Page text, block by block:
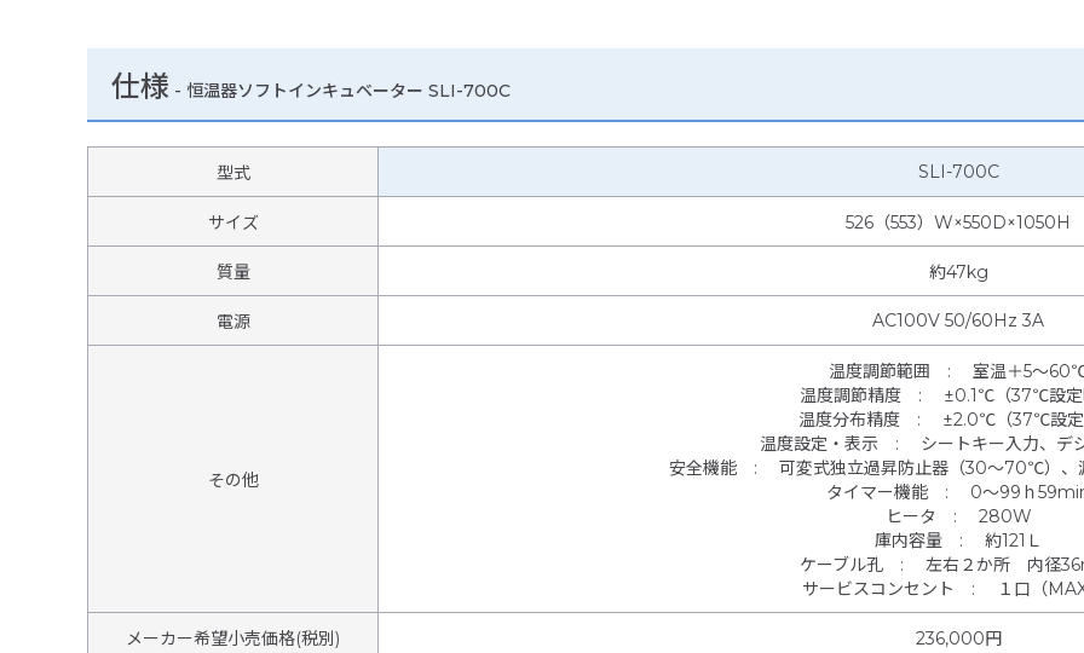
仕様 - 恒温器ソフトインキュベーター SLI-700C
型式 SLI-700C
サイズ 526（553）W×550D×1050H
質量 約47kg
電源 AC100V 50/60Hz 3A
その他
温度調節範囲 :
室温＋5～
温度調節精度 :
±0.1℃（37℃設定
温度分布精度 :
±2.0℃（37℃設定
温度設定・表示 :
シートキー入力、デ
安全機能 :
可変式独立過昇防止器（30～70℃）、
タイマー機能 :
0～99ｈ
ヒータ :
280W
庫内容量 :
約121Ｌ
ケーブル孔 :
左右２か所 内径
サービスコンセント : １口（
メーカー希望小売価格(税別) 236,000円